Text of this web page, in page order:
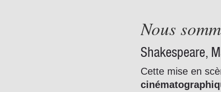
Nous
Shakespeare,
Cette mise en